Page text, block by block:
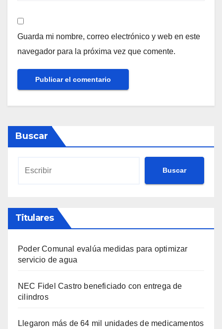
Guarda mi nombre, correo electrónico y web en este
navegador para la próxima vez que comente.
Buscar
Buscar
Titulares
Poder Comunal evalúa medidas para optimizar
servicio de agua
NEC Fidel Castro beneficiado con entrega de
cilindros
Llegaron más de 64 mil unidades de medicamentos